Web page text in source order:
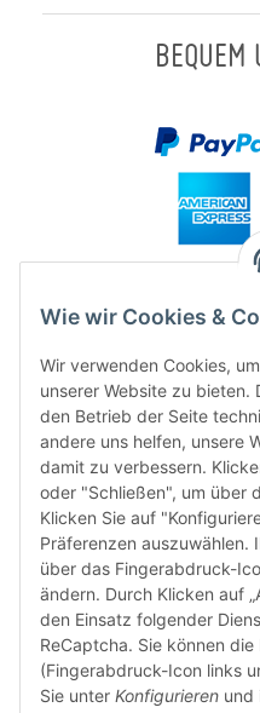
BEQUEM
FÜR EUCH
Wie wir Cookies &
Wir verwenden Cookies,
unserer Website zu bieten.
den Betrieb der Seite
andere uns helfen, unsere
damit zu verbessern.
oder "Schließen", um über
Klicken Sie auf
Präferenzen auszuwählen.
über das Fingerabdruck-
ändern. Durch Klicken auf
den Einsatz folgender
ReCaptcha. Sie können
(Fingerabdruck-Icon links
Sie unter Konfigurieren und